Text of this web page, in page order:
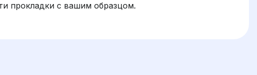
с вашим образцом.